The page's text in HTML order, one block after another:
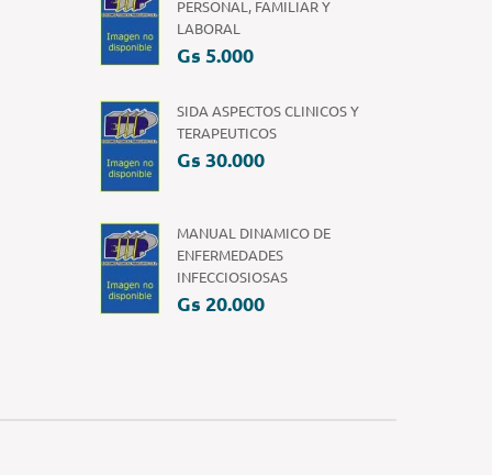
PERSONAL, FAMILIAR Y
LABORAL
Gs 5.000
SIDA ASPECTOS CLINICOS Y
TERAPEUTICOS
Gs 30.000
MANUAL DINAMICO DE
ENFERMEDADES
INFECCIOSIOSAS
Gs 20.000